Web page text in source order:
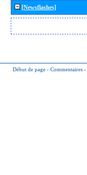
[Newsflashes]
Début de page - Commentaires -